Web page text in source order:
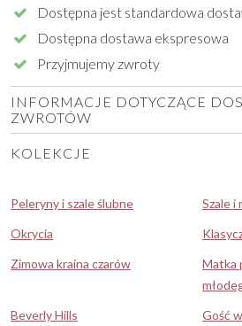
Dostępna jest standardowa
Dostępna dostawa ekspresowa
Przyjmujemy zwroty
INFORMACJE DOTYCZĄCE
ZWROTÓW
KOLEKCJE
Peleryny i szale ślubne
Szale i
Okrycia
Zimowa kraina czarów
Matka
Beverly Hills
Gość